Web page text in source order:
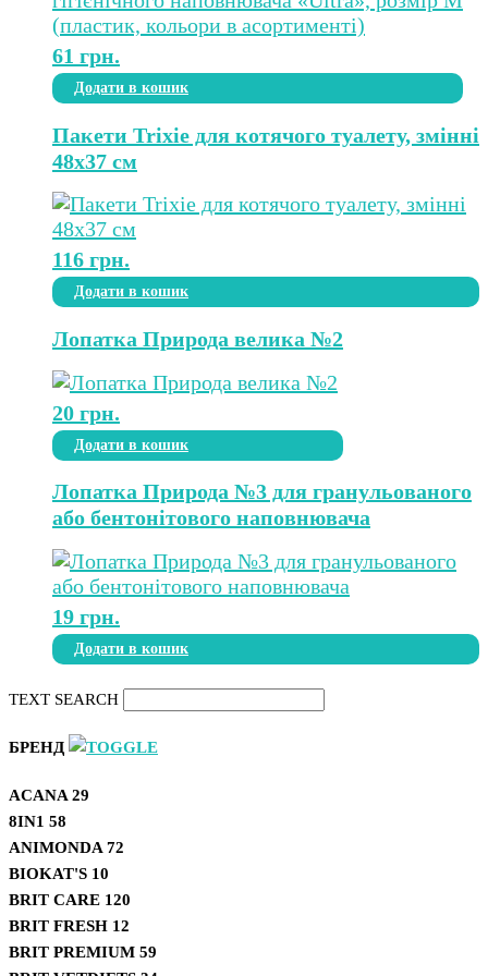
61 грн.
Додати в кошик
Пакети Trixie для котячого туалету, змінні
48х37 см
116 грн.
Додати в кошик
Лопатка Природа велика №2
20 грн.
Додати в кошик
Лопатка Природа №3 для гранульованого
або бентонітового наповнювача
19 грн.
Додати в кошик
TEXT SEARCH
БРЕНД
ACANA 29
8IN1 58
ANIMONDA 72
BIOKAT'S 10
BRIT CARE 120
BRIT FRESH 12
BRIT PREMIUM 59